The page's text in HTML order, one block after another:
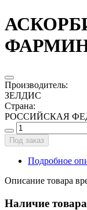
Производитель:
ЗЕЛДИС
Страна:
РОССИЙСКАЯ
Под заказ
Подробное
Описание товара
Наличие